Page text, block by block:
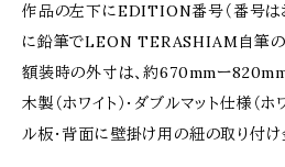
作品の左下にEDITION番号（番号は
に鉛筆でLEON TERASHIAM自筆の
額装時の外寸は、約670mmー
木製（ホワイト）・ダブルマット仕様（ホ
ル板・背面に壁掛け用の紐の取り付け